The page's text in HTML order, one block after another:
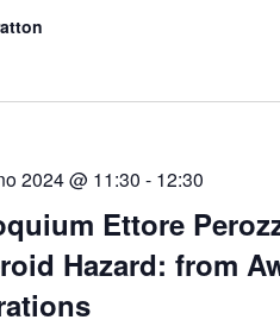
Ettore
Hazard: from
2024 @ 11:30 - 12:30